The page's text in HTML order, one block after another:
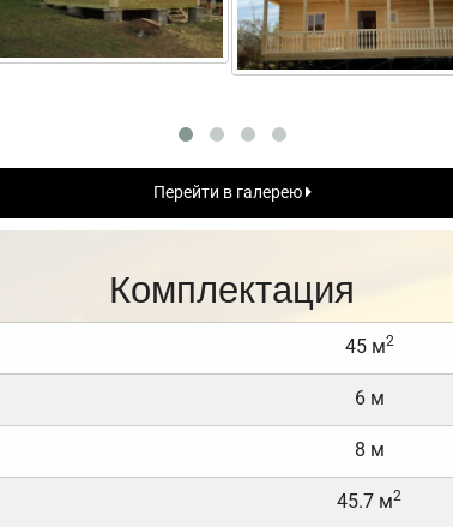
Перейти в галерею
Комплектация
45 м2
6 м
8 м
45.7 м2